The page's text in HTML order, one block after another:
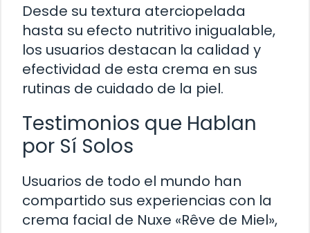
Desde su textura aterciopelada
hasta su efecto nutritivo inigualable,
los usuarios destacan la calidad y
efectividad de esta crema en sus
rutinas de cuidado de la piel.
Testimonios que Hablan
por Sí Solos
Usuarios de todo el mundo han
compartido sus experiencias con la
crema facial de Nuxe «Rêve de Miel»,